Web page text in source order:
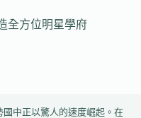
全方位明星學府
中正以驚人的速度崛起。在